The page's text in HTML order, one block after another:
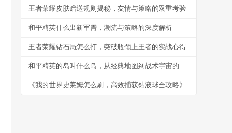
王者荣耀皮肤赠送规则揭秘，友情与策略的双重考验
和平精英什么出新军需，潮流与策略的深度解析
王者荣耀钻石局怎么打，突破瓶颈上王者的实战心得
和平精英的岛叫什么岛，从经典地图到战术宇宙的副标题
《我的世界史莱姆怎么刷，高效捕获黏液球全攻略》